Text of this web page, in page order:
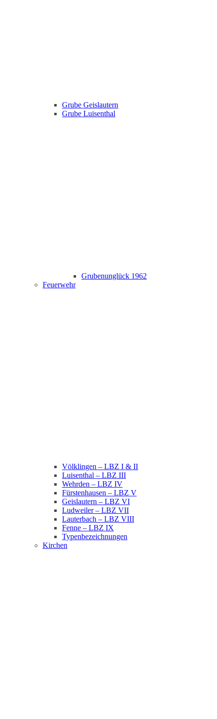
Grube Geislautern
Grube Luisenthal
Grubenunglück 1962
Feuerwehr
Völklingen – LBZ I & II
Luisenthal – LBZ III
Wehrden – LBZ IV
Fürstenhausen – LBZ V
Geislautern – LBZ VI
Ludweiler – LBZ VII
Lauterbach – LBZ VIII
Fenne – LBZ IX
Typenbezeichnungen
Kirchen